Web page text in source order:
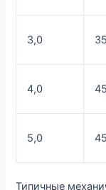
3,0
4,0
5,0
Типичные